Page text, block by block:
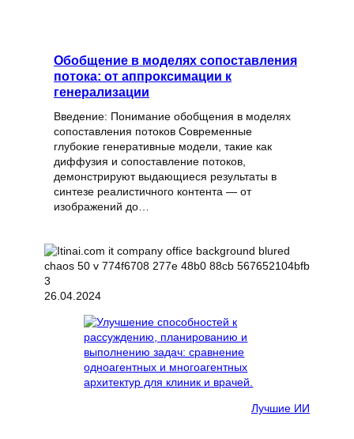
Обобщение в моделях сопоставления
потока: от аппроксимации к
генерализации
Введение: Понимание обобщения в моделях
сопоставления потоков Современные
глубокие генеративные модели, такие как
диффузия и сопоставление потоков,
демонстрируют выдающиеся результаты в
синтезе реалистичного контента — от
изображений до…
26.04.2024
Лучшие ИИ